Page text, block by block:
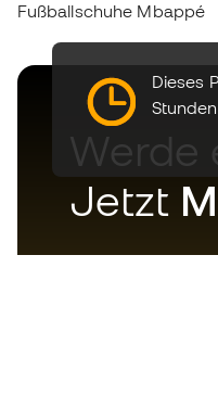
Dieses
Fußballschuhe Mbappé
Werde
Jetzt